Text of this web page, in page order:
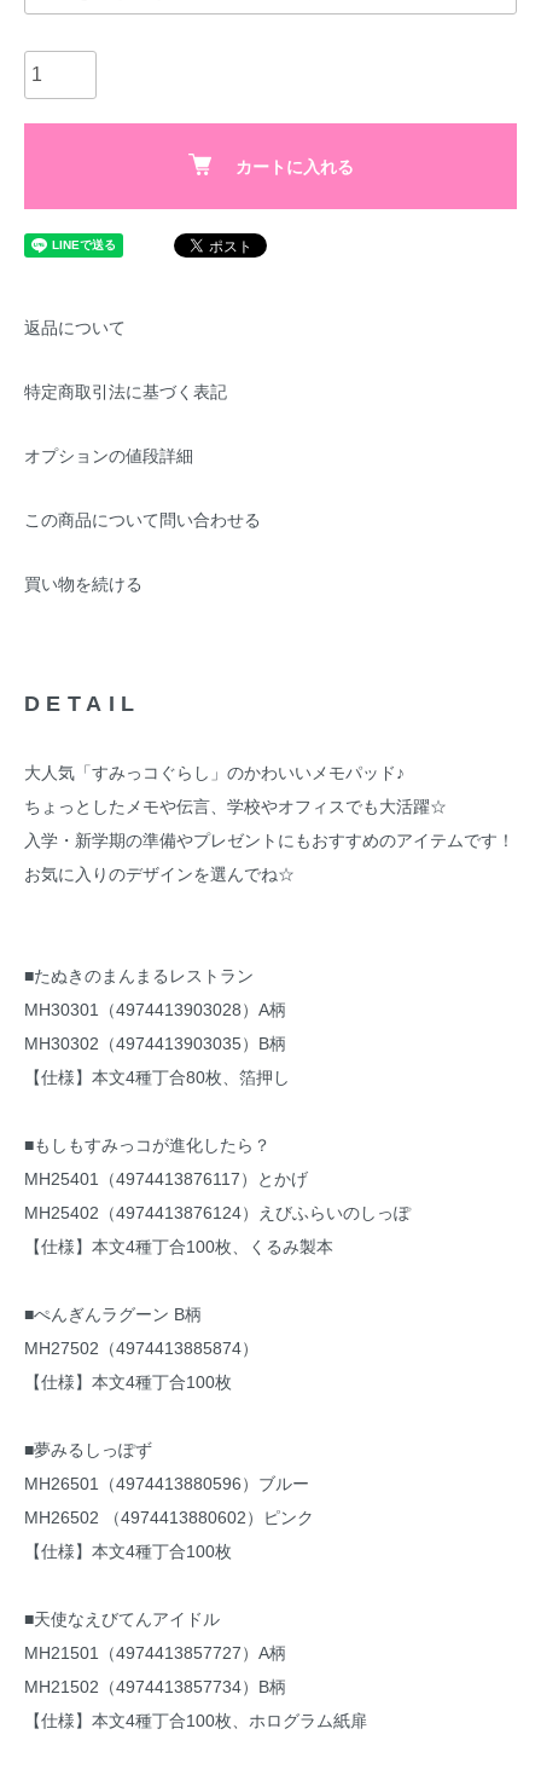
カートに入れる
返品について
特定商取引法に基づく表記
オプションの値段詳細
この商品について問い合わせる
買い物を続ける
DETAIL
大人気「すみっコぐらし」のかわいいメモパッド♪
ちょっとしたメモや伝言、学校やオフィスでも大活躍☆
入学・新学期の準備やプレゼントにもおすすめのアイテムです！
お気に入りのデザインを選んでね☆
■たぬきのまんまるレストラン
MH30301（4974413903028）A柄
MH30302（4974413903035）B柄
【仕様】本文4種丁合80枚、箔押し
■もしもすみっコが進化したら？
MH25401（4974413876117）とかげ
MH25402（4974413876124）えびふらいのしっぽ
【仕様】本文4種丁合100枚、くるみ製本
■ぺんぎんラグーン B柄
MH27502（4974413885874）
【仕様】本文4種丁合100枚
■夢みるしっぽず
MH26501（4974413880596）ブルー
MH26502 （4974413880602）ピンク
【仕様】本文4種丁合100枚
■天使なえびてんアイドル
MH21501（4974413857727）A柄
MH21502（4974413857734）B柄
【仕様】本文4種丁合100枚、ホログラム紙扉